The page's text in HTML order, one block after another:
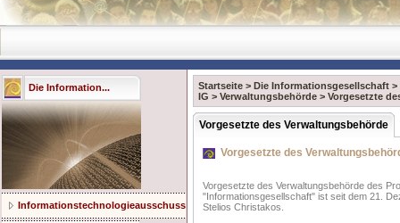
Die Information...
Informationstechnologieausschuss
Startseite > Die Informationsgesellschaft >
IG > Verwaltungsbehörde > Vorgesetzte
Vorgesetzte des Verwaltungsbehörde
Vorgesetzte des
Vorgesetzte des Verwaltungsbehörde des
"Informationsgesellschaft" ist seit dem 21.
Stelios Christakos.